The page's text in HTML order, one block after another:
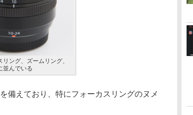
ング、ズームリング、
並んでいる
備えており、特にフォーカスリングのヌメ